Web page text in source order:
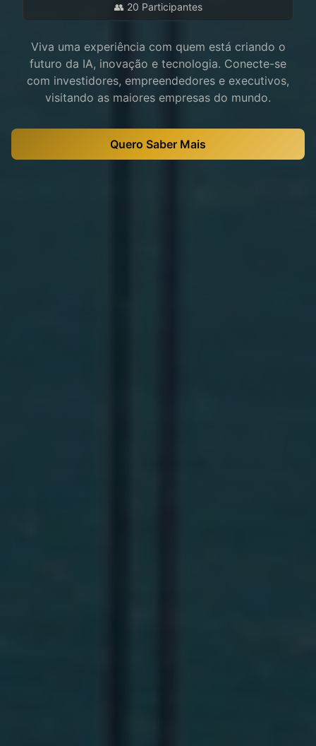
👥 20 Participantes
Viva uma experiência com quem está criando o
futuro da IA, inovação e tecnologia. Conecte-se
com investidores, empreendedores e executivos,
visitando as maiores empresas do mundo.
Quero Saber Mais